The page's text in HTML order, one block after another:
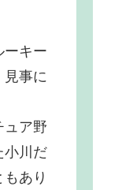
ーキー
事に
ュア野
小川だ
あり